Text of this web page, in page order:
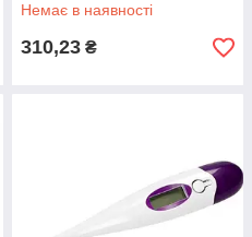
Немає в наявності
310,23 ₴